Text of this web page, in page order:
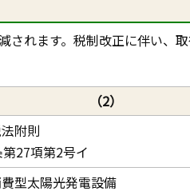
れます。税制改正に伴い、
（2）
附則
27項第2号イ
型太陽光発電設備